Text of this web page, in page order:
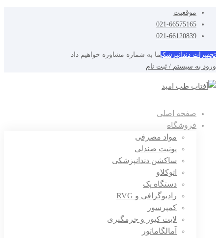
موقعیت
021-66575165
021-66120839
تجهیزات دندانپزشکیما به شماره مشاوره خواهیم داد
ورود به سیستم / ثبت نام
صفحه اصلی
فروشگاه
مواد مصرفی
یونیت صندلی
ساکشن دندانپزشکی
اتوکلاو
دستگاه پک
رادیوگرافی و RVG
کمپرسور
لایت کیور و جرمگیری
آمالگاماتور